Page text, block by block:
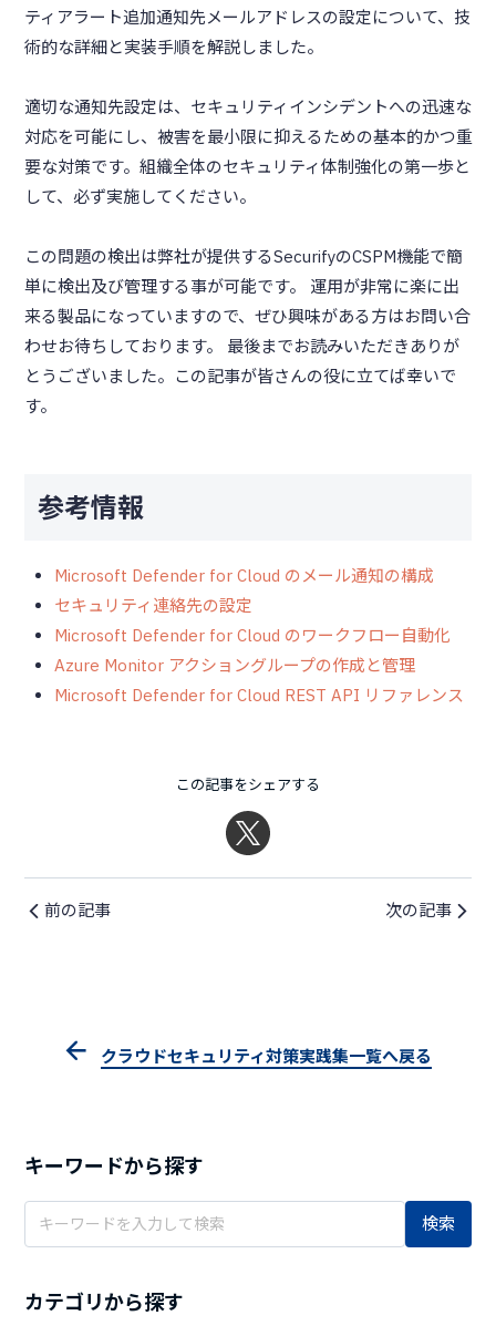
ティアラート追加通知先メールアドレスの設定について、技
術的な詳細と実装手順を解説しました。
適切な通知先設定は、セキュリティインシデントへの迅速な
対応を可能にし、被害を最小限に抑えるための基本的かつ重
要な対策です。組織全体のセキュリティ体制強化の第一歩と
して、必ず実施してください。
この問題の検出は弊社が提供するSecurifyのCSPM機能で簡
単に検出及び管理する事が可能です。 運用が非常に楽に出
来る製品になっていますので、ぜひ興味がある方はお問い合
わせお待ちしております。 最後までお読みいただきありが
とうございました。この記事が皆さんの役に立てば幸いで
す。
参考情報
Microsoft Defender for Cloud のメール通知の構成
セキュリティ連絡先の設定
Microsoft Defender for Cloud のワークフロー自動化
Azure Monitor アクショングループの作成と管理
Microsoft Defender for Cloud REST API リファレンス
この記事をシェアする
前の記事 次の記事
クラウドセキュリティ対策実践集一覧へ戻る
キーワードから探す
検索
カテゴリから探す